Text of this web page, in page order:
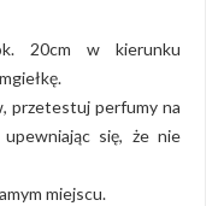
20cm w kierunku
przetestuj perfumy na
się, że nie
miejscu.